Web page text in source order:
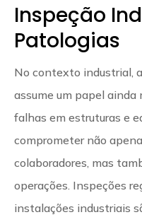
Inspeção
Patologias
No contexto industrial,
assume um papel ainda
falhas em estruturas e
comprometer não
colaboradores, mas
operações. Inspeções
instalações industriais